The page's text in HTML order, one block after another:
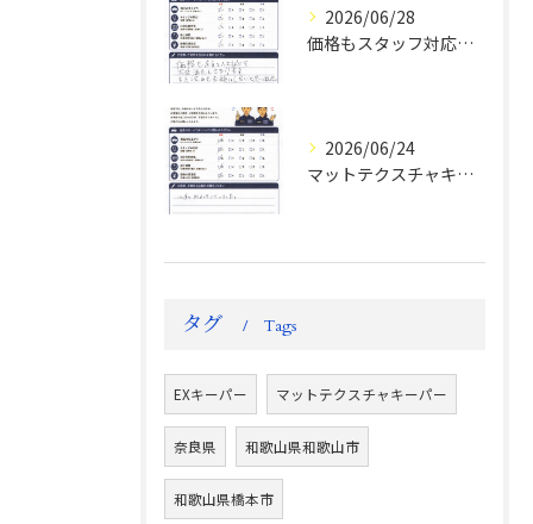
2026/06/28
価格もスタッフ対応も大変満足！ランドクルーザーFJお客様の声
2026/06/24
マットテクスチャキーパー施工後のお客様の声
タグ Tags
EXキーパー マットテクスチャキーパー
奈良県 和歌山県和歌山市
和歌山県橋本市